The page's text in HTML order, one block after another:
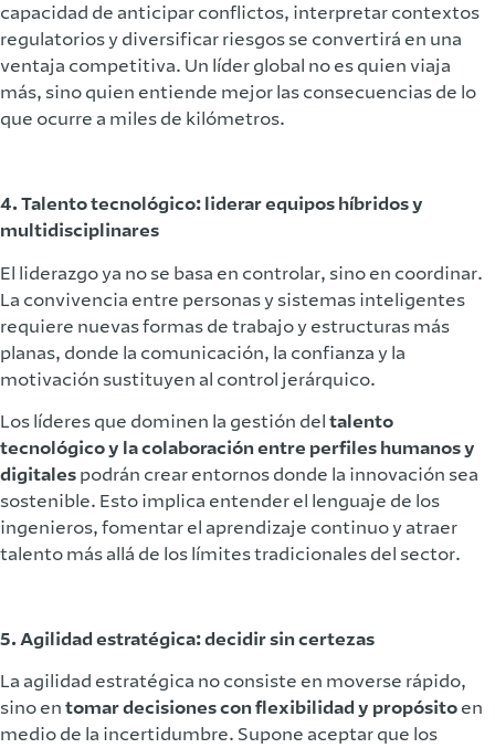
capacidad de anticipar conflictos, interpretar contextos
regulatorios y diversificar riesgos se convertirá en una
ventaja competitiva. Un líder global no es quien viaja
más, sino quien entiende mejor las consecuencias de lo
que ocurre a miles de kilómetros.
4. Talento tecnológico: liderar equipos híbridos y
multidisciplinares
El liderazgo ya no se basa en controlar, sino en coordinar.
La convivencia entre personas y sistemas inteligentes
requiere nuevas formas de trabajo y estructuras más
planas, donde la comunicación, la confianza y la
motivación sustituyen al control jerárquico.
Los líderes que dominen la gestión deltalento
tecnológico y la colaboración entre perfiles humanos y
digitalespodrán crear entornos donde la innovación sea
sostenible. Esto implica entender el lenguaje de los
ingenieros, fomentar el aprendizaje continuo y atraer
talento más allá de los límites tradicionales del sector.
5. Agilidad estratégica: decidir sin certezas
La agilidad estratégica no consiste en moverse rápido,
sino entomar decisiones con flexibilidad y propósitoen
medio de la incertidumbre. Supone aceptar que los